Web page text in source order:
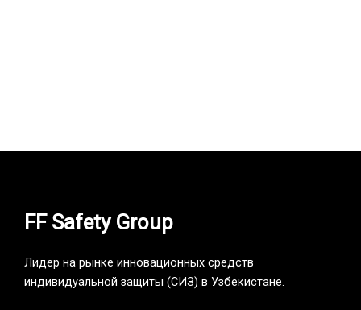
280,000UZS
FF Safety Group
Лидер на рынке инновационных средств
индивидуальной защиты (СИЗ) в Узбекистане.